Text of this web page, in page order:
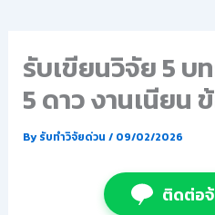
รับเขียนวิจัย 5 บ
5 ดาว งานเนียน
Byรับทำวิจัยด่วน / 09/02/2026
ติดต่อ